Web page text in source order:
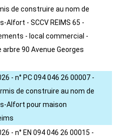
de construire au nom de
Alfort - SCCV REIMS 65 -
- local commercial -
90 Avenue Georges
- n° PC 094 046 26 00007 -
de construire au nom de
Alfort pour maison
- n° EN 094 046 26 00015 -